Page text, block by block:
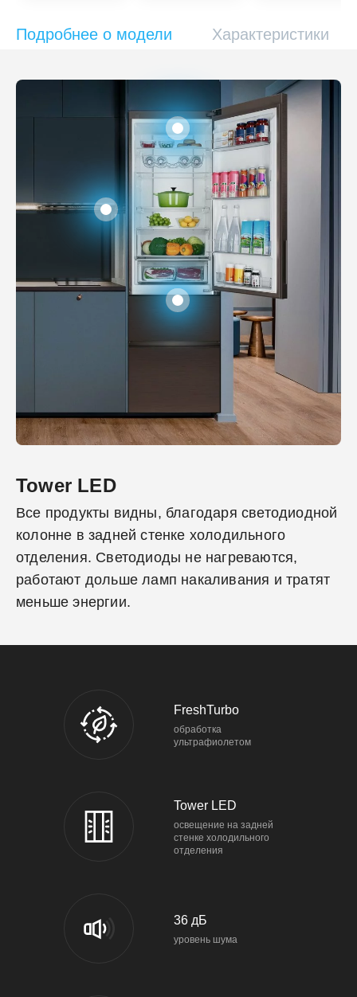
Подробнее о модели Характеристики
Tower LED
Все продукты видны, благодаря светодиодной
колонне в задней стенке холодильного
отделения. Светодиоды не нагреваются,
работают дольше ламп накаливания и тратят
меньше энергии.
FreshTurbo
обработка
ультрафиолетом
Tower LED
освещение на задней
стенке холодильного
отделения
36 дБ
уровень шума